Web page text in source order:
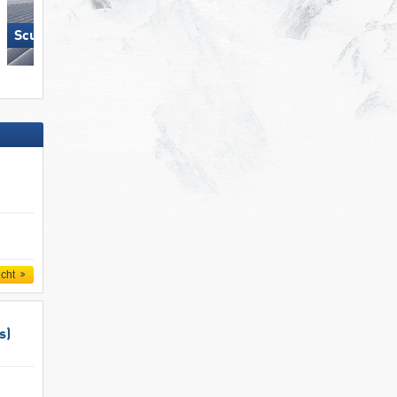
Scuol – Motta Naluns
Wildhaus – Gamserrugg
(Toggenburg)